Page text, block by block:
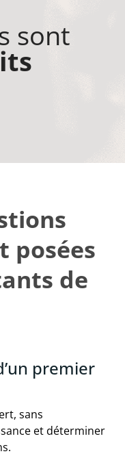
sont
posées
de
premier
sans
et déterminer